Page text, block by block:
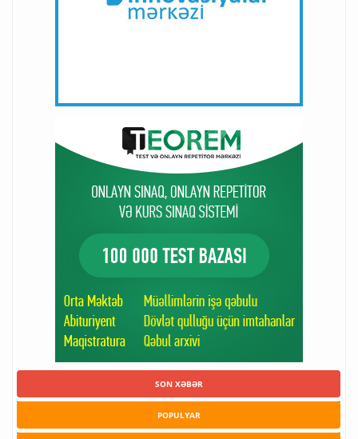
SON XƏBƏR
POPULYAR